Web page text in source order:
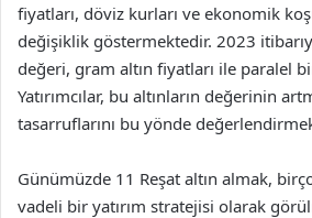
fiyatları, döviz kurları ve ekonomik
değişiklik göstermektedir. 2023
değeri, gram altın fiyatları ile paralel
Yatırımcılar, bu altınların değerinin
tasarruflarını bu yönde
Günümüzde 11 Reşat altın almak,
vadeli bir yatırım stratejisi olarak